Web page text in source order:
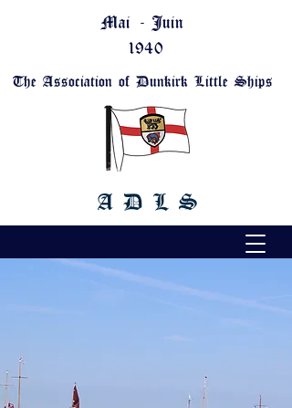
Mai - Juin
1940
A D L S
The Association of Dunkirk Little Ships